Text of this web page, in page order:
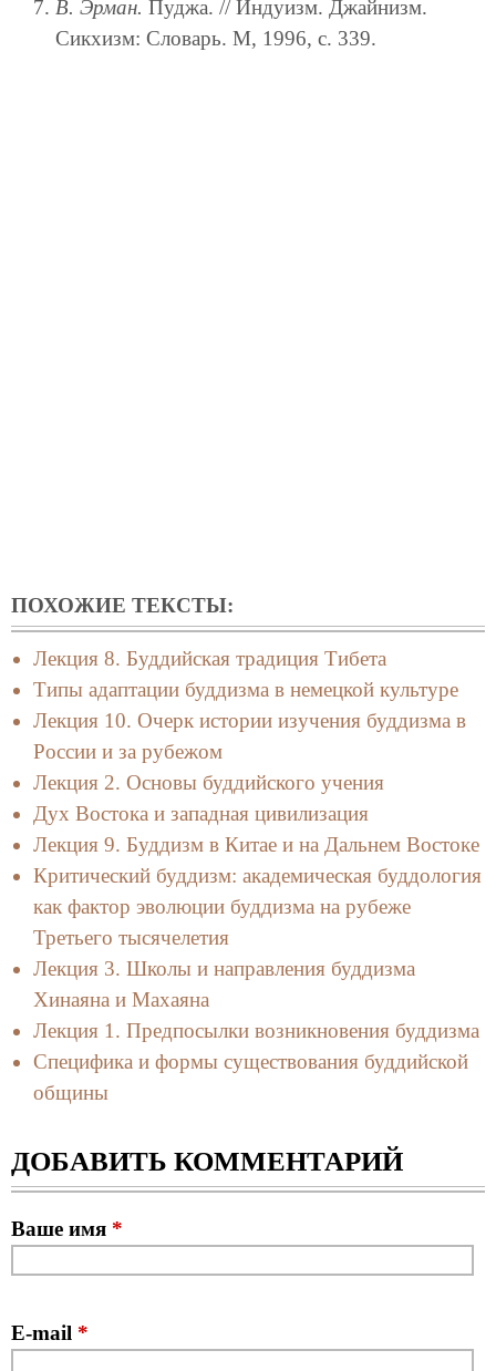
В. Эрман. Пуджа. // Индуизм. Джайнизм.
Сикхизм: Словарь. М, 1996, с. 339.
ПОХОЖИЕ ТЕКСТЫ:
Лекция 8. Буддийская традиция Тибета
Типы адаптации буддизма в немецкой культуре
Лекция 10. Очерк истории изучения буддизма в
России и за рубежом
Лекция 2. Основы буддийского учения
Дух Востока и западная цивилизация
Лекция 9. Буддизм в Китае и на Дальнем Востоке
Критический буддизм: академическая буддология
как фактор эволюции буддизма на рубеже
Третьего тысячелетия
Лекция 3. Школы и направления буддизма
Хинаяна и Махаяна
Лекция 1. Предпосылки возникновения буддизма
Специфика и формы существования буддийской
общины
ДОБАВИТЬ КОММЕНТАРИЙ
Ваше имя *
E-mail *